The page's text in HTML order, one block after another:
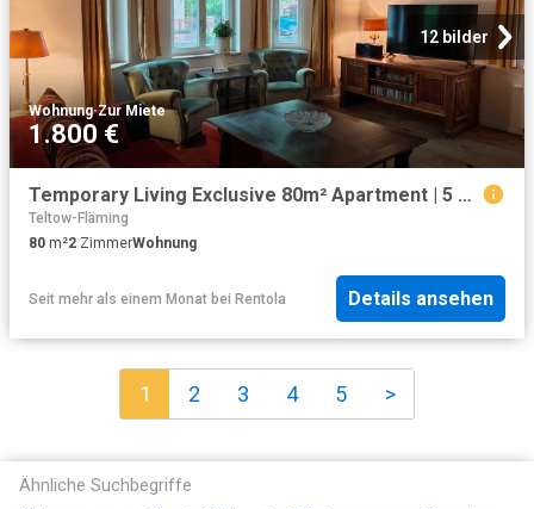
12 bilder
Wohnung·Zur Miete
1.800 €
Temporary Living Exclusive 80m² Apartment | 5 Minutes to S Bahn Station
Teltow-Fläming
80 m²2 ZimmerWohnung
Seit mehr als einem Monat bei Rentola Details ansehen
1 2 3 4 5 >
Ähnliche Suchbegriffe